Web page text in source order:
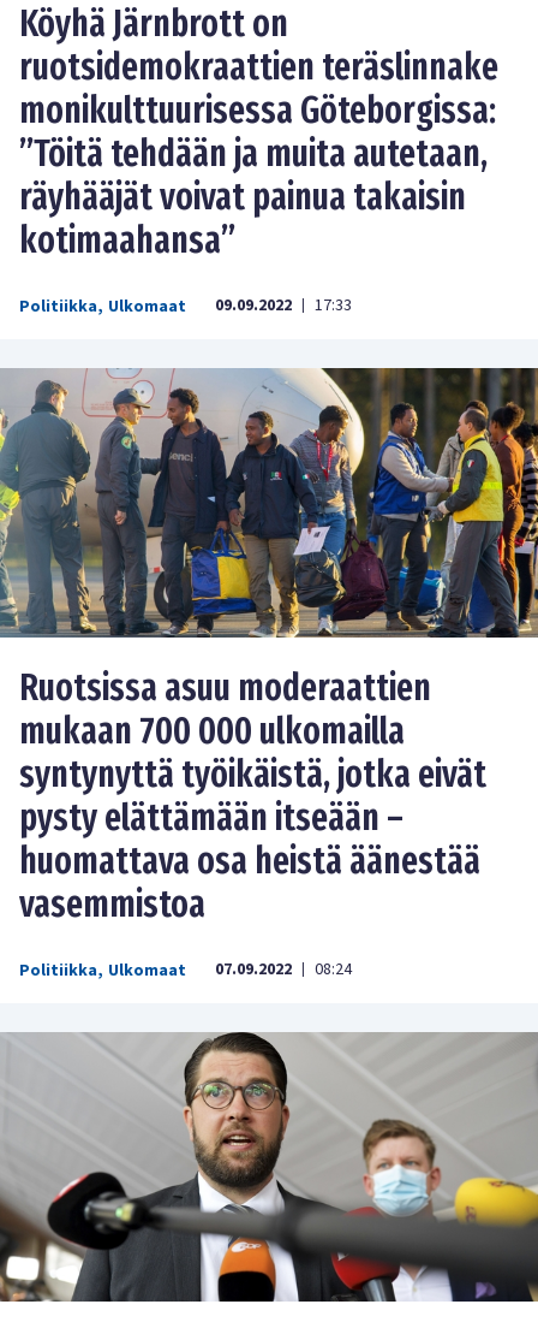
Köyhä Järnbrott on
ruotsidemokraattien teräslinnake
monikulttuurisessa Göteborgissa:
”Töitä tehdään ja muita autetaan,
räyhääjät voivat painua takaisin
kotimaahansa”
Politiikka, Ulkomaat 09.09.2022 | 17:33
Ruotsissa asuu moderaattien
mukaan 700 000 ulkomailla
syntynyttä työikäistä, jotka eivät
pysty elättämään itseään –
huomattava osa heistä äänestää
vasemmistoa
Politiikka, Ulkomaat 07.09.2022 | 08:24